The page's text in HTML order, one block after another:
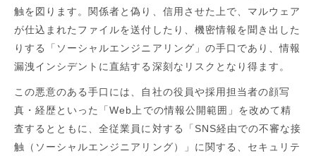
触を図ります。関係者と偽り、信用させた上で、マルウェア
が仕込まれたファイルを送付したり、機密情報を聞き出した
りする「ソーシャルエンジニアリング」の手口であり、情報
漏洩インシデントに直結する深刻なリスクとなり得ます。
この悪意のある手口には、自社の役員や採用担当者の顔写
真・経歴といった「Web上での情報公開範囲」を改めて精
査するとともに、全従業員に対する「SNS経由での不審な接
触（ソーシャルエンジニアリング）」に関する、セキュリテ